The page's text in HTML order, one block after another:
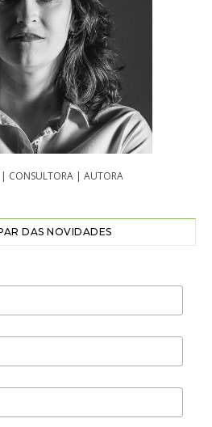
| CONSULTORA | AUTORA
DAS NOVIDADES